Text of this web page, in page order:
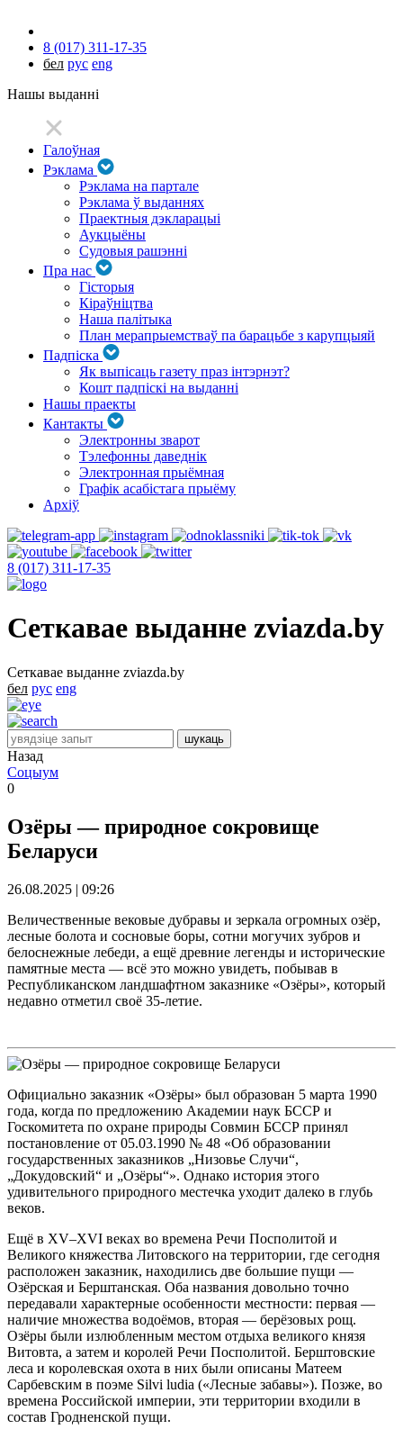
8 (017) 311-17-35
бел рус eng
Нашы выданні
Галоўная
Рэклама
Рэклама на партале
Рэклама ў выданнях
Праектныя дэкларацыі
Аукцыёны
Судовыя рашэнні
Пра нас
Гісторыя
Кіраўніцтва
Наша палітыка
План мерапрыемстваў па барацьбе з карупцыяй
Падпіска
Як выпісаць газету праз інтэрнэт?
Кошт падпіскі на выданні
Нашы праекты
Кантакты
Электронны зварот
Тэлефонны даведнік
Электронная прыёмная
Графік асабістага прыёму
Архіў
8 (017) 311-17-35
Сеткавае выданне zviazda.by
Сеткавае выданне zviazda.by
бел рус eng
Назад
Соцыум
0
Озёры — природное сокровище
Беларуси
26.08.2025 | 09:26
Величественные вековые дубравы и зеркала огромных озёр,
лесные болота и сосновые боры, сотни могучих зубров и
белоснежные лебеди, а ещё древние легенды и исторические
памятные места — всё это можно увидеть, побывав в
Республиканском ландшафтном заказнике «Озёры», который
недавно отметил своё 35-летие.
Официально заказник «Озёры» был образован 5 марта 1990
года, когда по предложению Академии наук БССР и
Госкомитета по охране природы Совмин БССР принял
постановление от 05.03.1990 № 48 «Об образовании
государственных заказников „Низовье Случи“,
„Докудовский“ и „Озёры“». Однако история этого
удивительного природного местечка уходит далеко в глубь
веков.
Ещё в XV–XVI веках во времена Речи Посполитой и
Великого княжества Литовского на территории, где сегодня
расположен заказник, находились две большие пущи —
Озёрская и Берштанская. Оба названия довольно точно
передавали характерные особенности местности: первая —
наличие множества водоёмов, вторая — берёзовых рощ.
Озёры были излюбленным местом отдыха великого князя
Витовта, а затем и королей Речи Посполитой. Берштовские
леса и королевская охота в них были описаны Матеем
Сарбевским в поэме Silvi ludia («Лесные забавы»). Позже, во
времена Российской империи, эти территории входили в
состав Гродненской пущи.